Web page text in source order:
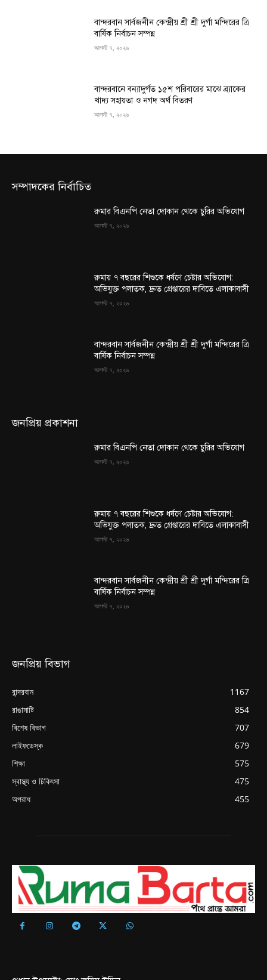
বান্দরবান সার্বজনীন কেন্দ্রীয় শ্রী শ্রী দুর্গা মন্দিরের ত্রি
বার্ষিক নির্বাচন সম্পন্ন
আগস্ট ৭, ২০২৬
বান্দরবানে বন্যাদুর্গত ১৫শ পরিবারের মাঝে ব্র্যাকের
খাদ্য সহায়তা ও নগদ অর্থ বিতরণ
আগস্ট ৭, ২০২৬
সম্পাদকের নির্বাচিত
রুমার বিএনপি নেতা দোকান থেকে চুরির অভিযোগ
আগস্ট ৭, ২০২৬
রুমায় ৭ বছরের শিশুকে ধর্ষণে চেষ্টার অভিযোগ:
অভিযুক্ত পলাতক, দ্রুত গ্রেপ্তারের দাবিতে এলাকাবাসী
আগস্ট ৭, ২০২৬
বান্দরবান সার্বজনীন কেন্দ্রীয় শ্রী শ্রী দুর্গা মন্দিরের ত্রি
বার্ষিক নির্বাচন সম্পন্ন
আগস্ট ৭, ২০২৬
জনপ্রিয় প্রকাশনা
রুমার বিএনপি নেতা দোকান থেকে চুরির অভিযোগ
আগস্ট ৭, ২০২৬
রুমায় ৭ বছরের শিশুকে ধর্ষণে চেষ্টার অভিযোগ:
অভিযুক্ত পলাতক, দ্রুত গ্রেপ্তারের দাবিতে এলাকাবাসী
আগস্ট ৭, ২০২৬
বান্দরবান সার্বজনীন কেন্দ্রীয় শ্রী শ্রী দুর্গা মন্দিরের ত্রি
বার্ষিক নির্বাচন সম্পন্ন
আগস্ট ৭, ২০২৬
জনপ্রিয় বিভাগ
বান্দরবান
1167
রাঙামাটি
854
বিশেষ বিভাগ
707
লাইফডেস্ক
679
শিক্ষা
575
স্বাস্থ্য ও চিকিৎসা
475
অপরাধ
455